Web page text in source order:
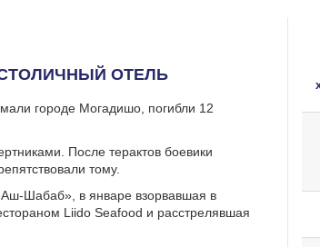
ОТЕЛЬ
городе Могадишо, погибли 12
После терактов боевики
тому.
Шабаб», в январе взорвавшая в
Liido Seafood и расстрелявшая